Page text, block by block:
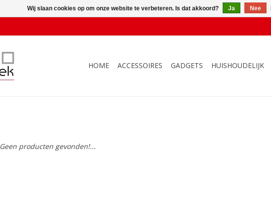
HOME ACCESSOIRES GADGETS HUISHOUDELIJK
Geen producten gevonden!...
Wij slaan cookies op om onze website te verbeteren. Is dat akkoord? Ja Nee